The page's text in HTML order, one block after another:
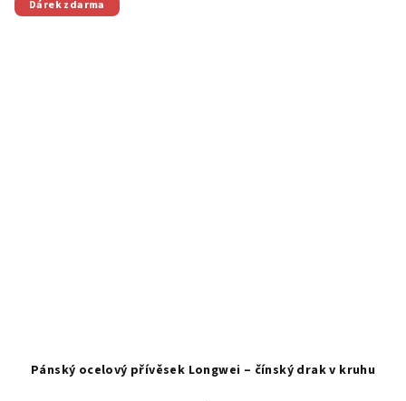
Dárek zdarma
Pánský ocelový přívěsek Longwei – čínský drak v kruhu